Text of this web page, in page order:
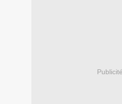
Publicité